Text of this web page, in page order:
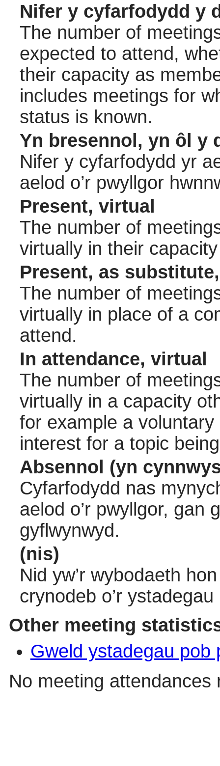
Nifer y cyfarfodydd y
The number of
expected to attend,
their capacity as
includes meetings for
status is known.
Yn bresennol, yn ôl y
Nifer y cyfarfodydd yr
aelod o’r pwyllgor
Present, virtual
The number of
virtually in their
Present, as
The number of
virtually in place of a
attend.
In attendance, virtual
The number of
virtually in a capacity
for example a
interest for a topic
Absennol (yn
Cyfarfodydd nas
aelod o’r pwyllgor, gan
gyflwynwyd.
(nis)
Nid yw’r wybodaeth
crynodeb o’r
Other meeting
Gweld ystadegau pob
No meeting attendances